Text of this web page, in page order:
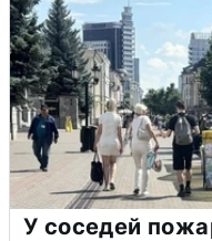
У соседей